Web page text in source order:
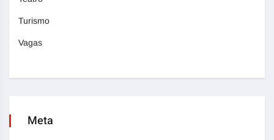
Turismo
Vagas
Meta